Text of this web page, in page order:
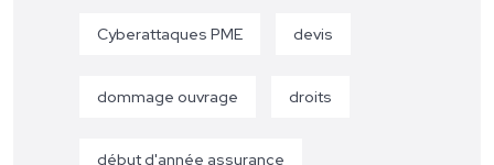
Cyberattaques PME devis
dommage ouvrage droits
début d'année assurance